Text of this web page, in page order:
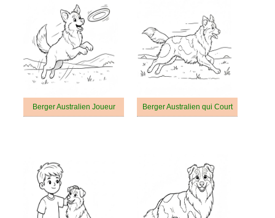
Berger Australien Joueur Berger Australien qui Court